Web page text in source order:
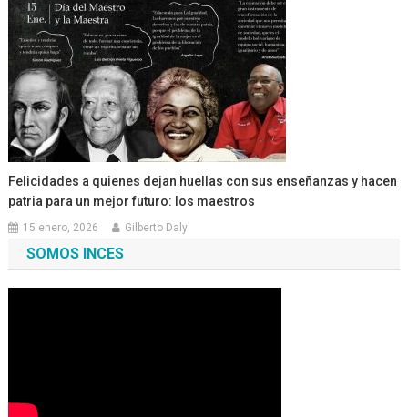
Felicidades a quienes dejan huellas con sus enseñanzas y hacen
patria para un mejor futuro: los maestros
15 enero, 2026 Gilberto Daly
SOMOS INCES